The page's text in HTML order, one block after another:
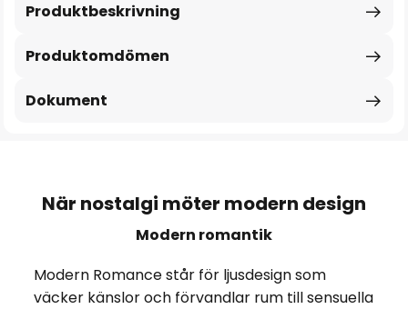
Produktbeskrivning
Produktomdömen
Dokument
När nostalgi möter modern design
Modern romantik
Modern Romance står för ljusdesign som
väcker känslor och förvandlar rum till sensuella